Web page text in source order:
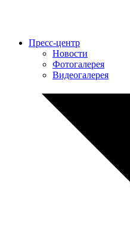
Пресс-центр
Новости
Фотогалерея
Видеогалерея